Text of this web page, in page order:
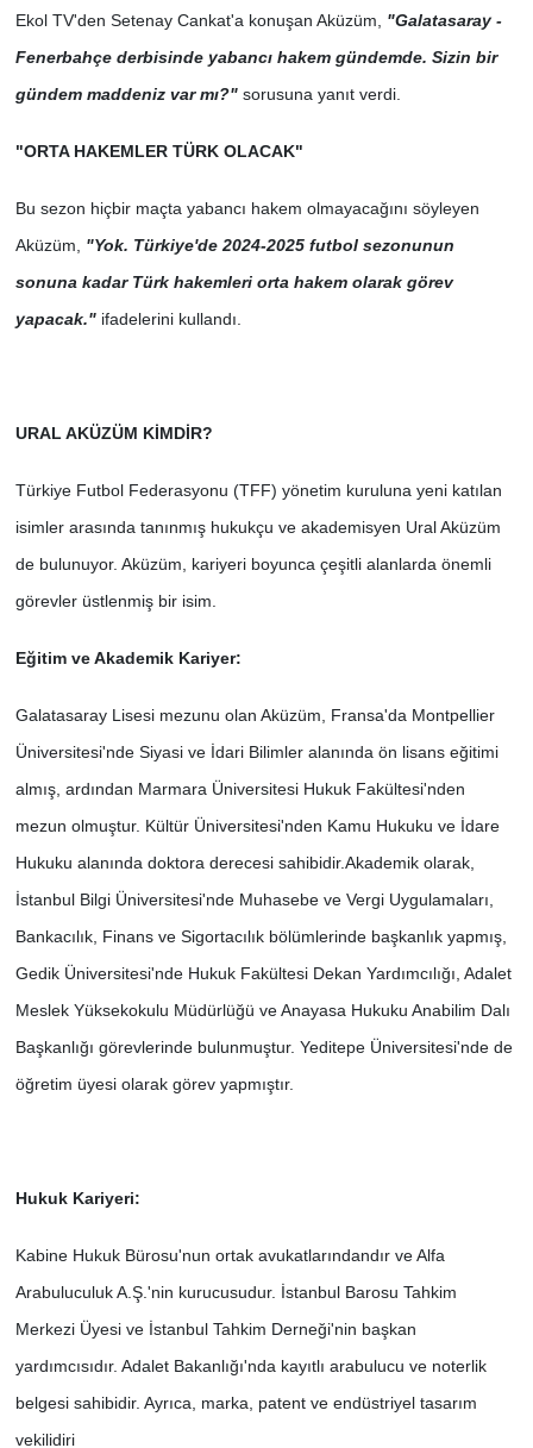
Ekol TV'den Setenay Cankat'a konuşan Aküzüm, "Galatasaray -
Fenerbahçe derbisinde yabancı hakem gündemde. Sizin bir
gündem maddeniz var mı?"sorusuna yanıt verdi.
"ORTA HAKEMLER TÜRK OLACAK"
Bu sezon hiçbir maçta yabancı hakem olmayacağını söyleyen
Aküzüm, "Yok. Türkiye'de 2024-2025 futbol sezonunun
sonuna kadar Türk hakemleri orta hakem olarak görev
yapacak."ifadelerini kullandı.
URAL AKÜZÜM KİMDİR?
Türkiye Futbol Federasyonu (TFF) yönetim kuruluna yeni katılan
isimler arasında tanınmış hukukçu ve akademisyen Ural Aküzüm
de bulunuyor. Aküzüm, kariyeri boyunca çeşitli alanlarda önemli
görevler üstlenmiş bir isim.
Eğitim ve Akademik Kariyer:
Galatasaray Lisesi mezunu olan Aküzüm, Fransa'da Montpellier
Üniversitesi'nde Siyasi ve İdari Bilimler alanında ön lisans eğitimi
almış, ardından Marmara Üniversitesi Hukuk Fakültesi'nden
mezun olmuştur. Kültür Üniversitesi'nden Kamu Hukuku ve İdare
Hukuku alanında doktora derecesi sahibidir.Akademik olarak,
İstanbul Bilgi Üniversitesi'nde Muhasebe ve Vergi Uygulamaları,
Bankacılık, Finans ve Sigortacılık bölümlerinde başkanlık yapmış,
Gedik Üniversitesi'nde Hukuk Fakültesi Dekan Yardımcılığı, Adalet
Meslek Yüksekokulu Müdürlüğü ve Anayasa Hukuku Anabilim Dalı
Başkanlığı görevlerinde bulunmuştur. Yeditepe Üniversitesi'nde de
öğretim üyesi olarak görev yapmıştır.
Hukuk Kariyeri:
Kabine Hukuk Bürosu'nun ortak avukatlarındandır ve Alfa
Arabuluculuk A.Ş.'nin kurucusudur. İstanbul Barosu Tahkim
Merkezi Üyesi ve İstanbul Tahkim Derneği'nin başkan
yardımcısıdır. Adalet Bakanlığı'nda kayıtlı arabulucu ve noterlik
belgesi sahibidir. Ayrıca, marka, patent ve endüstriyel tasarım
vekilidiri